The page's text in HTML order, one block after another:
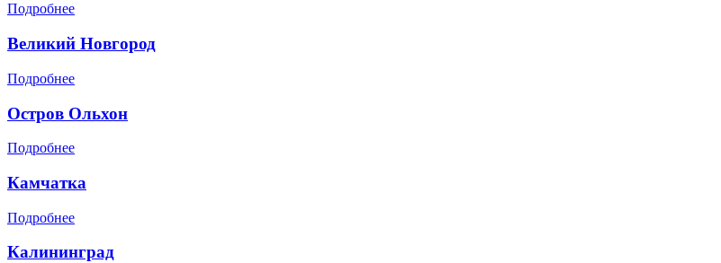
Подробнее
Великий Новгород
Подробнее
Остров Ольхон
Подробнее
Камчатка
Подробнее
Калининград